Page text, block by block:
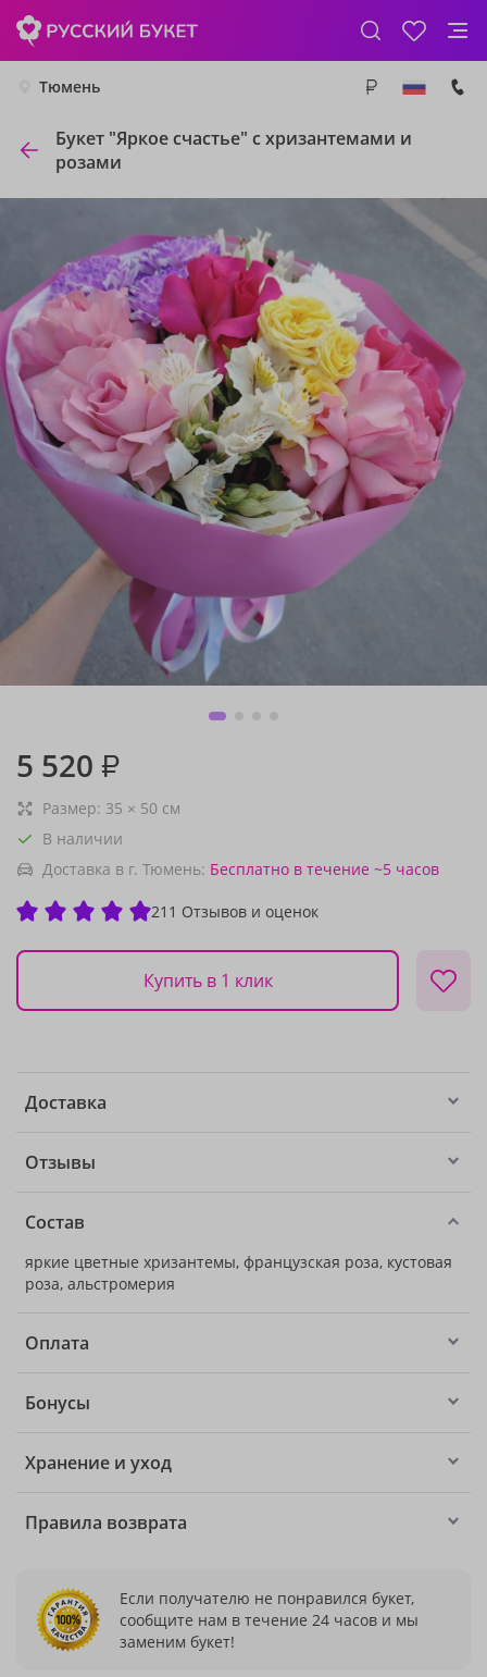
Тюмень
Букет "Яркое счастье" с хризантемами и
розами
5 520 ₽
Размер: 35 × 50 см
В наличии
Доставка в г. Тюмень: Бесплатно в течение ~5 часов
211 Отзывов и оценок
Купить в 1 клик
Доставка
Отзывы
Состав
яркие цветные хризантемы, французская роза, кустовая
роза, альстромерия
Оплата
Бонусы
Хранение и уход
Правила возврата
Если получателю не понравился букет,
сообщите нам в течение 24 часов и мы
заменим букет!